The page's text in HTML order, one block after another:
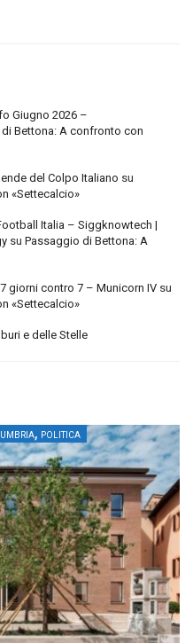
Giugno 2026 –
Bettona: A confronto con
del Colpo Italiano su
«Settecalcio»
Italia – Siggknowtech |
su Passaggio di Bettona: A
giorni contro 7 – Municorn IV su
«Settecalcio»
e delle Stelle
, POLITICA